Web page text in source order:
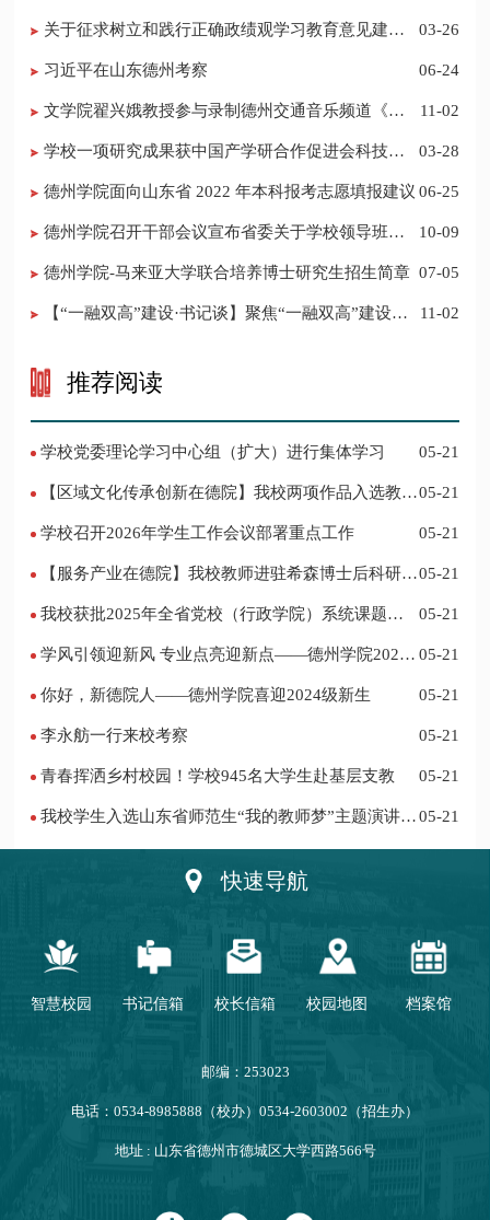
03-26
习近平在山东德州考察 06-24
​文学院翟兴娥教授参与录制德州交通音乐频道《科
11-02
学校一项研究成果获中国产学研合作促进会科技创
03-28
德州学院面向山东省 2022 年本科报考志愿填报建议 06-25
​德州学院召开干部会议宣布省委关于学校领导班子
10-09
德州学院-马来亚大学联合培养博士研究生招生简章 07-05
11-02
推荐阅读
学校党委理论学习中心组（扩大）进行集体学习 05-21
05-21
学校召开2026年学生工作会议部署重点工作 05-21
05-21
我校获批2025年全省党校（行政学院）系统课题立
05-21
学风引领迎新风 专业点亮迎新点——德州学院2024
05-21
你好，新德院人——德州学院喜迎2024级新生 05-21
李永舫一行来校考察 05-21
青春挥洒乡村校园！学校945名大学生赴基层支教 05-21
我校学生入选山东省师范生“我的教师梦”主题演讲活
05-21
快速导航
智慧校园 书记信箱 校长信箱 校园地图 档案馆
邮编：253023
电话：0534-8985888（校办）0534-2603002（招生办）
地址 : 山东省德州市德城区大学西路566号